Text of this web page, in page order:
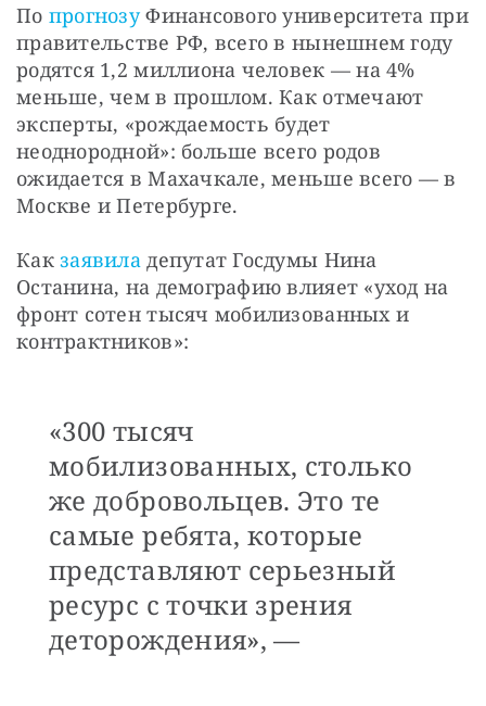
По прогнозу Финансового университета при
правительстве РФ, всего в нынешнем году
родятся 1,2 миллиона человек — на 4%
меньше, чем в прошлом. Как отмечают
эксперты, «рождаемость будет
неоднородной»: больше всего родов
ожидается в Махачкале, меньше всего — в
Москве и Петербурге.
Как заявила депутат Госдумы Нина
Останина, на демографию влияет «уход на
фронт сотен тысяч мобилизованных и
контрактников»:
«300 тысяч
мобилизованных, столько
же добровольцев. Это те
самые ребята, которые
представляют серьезный
ресурс с точки зрения
деторождения», —